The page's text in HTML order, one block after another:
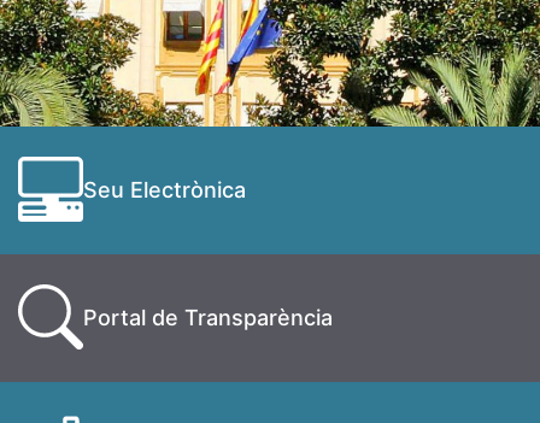
Seu Electrònica
Portal de Transparència